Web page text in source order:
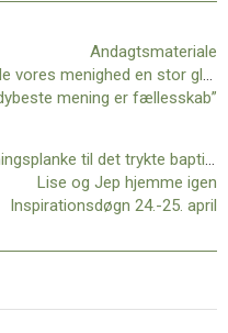
Andagtsmateriale
”I uge 7 oplevede vores menighed en stor glædesdag”
mening er fællesskab”
Din digitale redningsplanke til det trykte baptist.dk!
Lise og Jep hjemme igen
Inspirationsdøgn 24.-25. april